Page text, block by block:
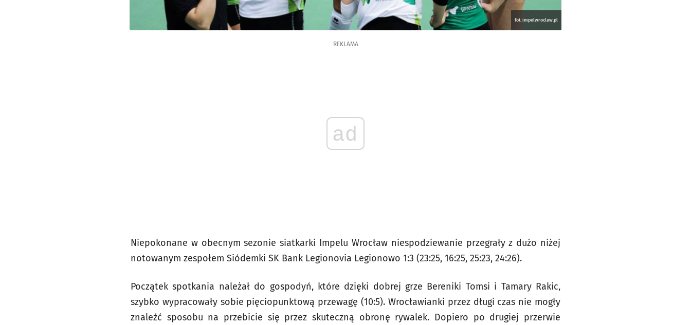
fot. impelwroclaw.pl
REKLAMA
ad
Niepokonane w obecnym sezonie siatkarki Impelu Wrocław niespodziewanie przegrały z dużo niżej
notowanym zespołem Siódemki SK Bank Legionovia Legionowo 1:3 (23:25, 16:25, 25:23, 24:26).
Początek spotkania należał do gospodyń, które dzięki dobrej grze Bereniki Tomsi i Tamary Rakic,
szybko wypracowały sobie pięciopunktową przewagę (10:5). Wrocławianki przez długi czas nie mogły
znaleźć sposobu na przebicie się przez skuteczną obronę rywalek. Dopiero po drugiej przerwie